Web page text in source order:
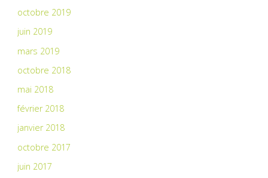
octobre 2019
juin 2019
mars 2019
octobre 2018
mai 2018
février 2018
janvier 2018
octobre 2017
juin 2017